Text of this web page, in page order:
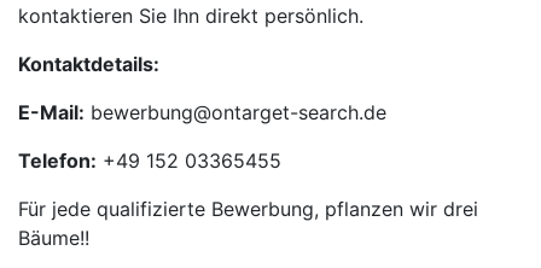
kontaktieren Sie Ihn direkt persönlich.
Kontaktdetails:
E-Mail: bewerbung@ontarget-search.de
Telefon: +49 152 03365455
Für jede qualifizierte Bewerbung, pflanzen wir drei
Bäume!!